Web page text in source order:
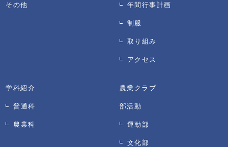
その他 年間行事計画
制服
取り組み
アクセス
学科紹介
普通科
農業科
農業クラブ
部活動
運動部
文化部